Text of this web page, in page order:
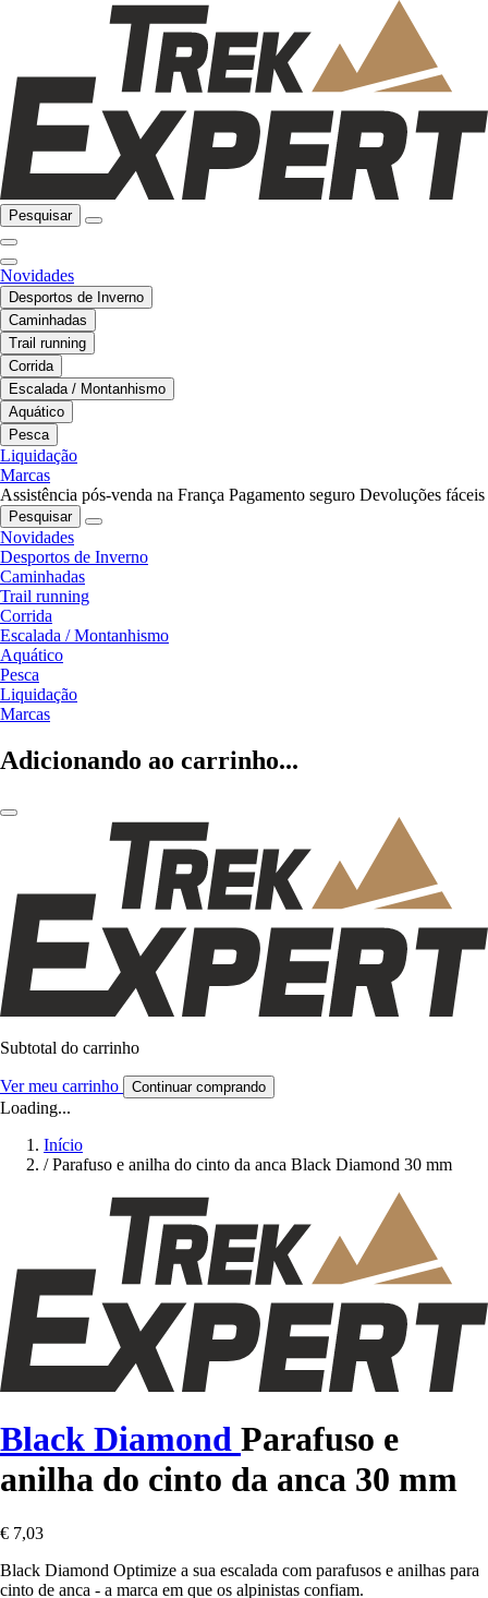
Pesquisar
Novidades
Desportos de Inverno
Caminhadas
Trail running
Corrida
Escalada / Montanhismo
Aquático
Pesca
Liquidação
Marcas
Assistência pós-venda na França Pagamento seguro Devoluções fáceis
Pesquisar
Novidades
Desportos de Inverno
Caminhadas
Trail running
Corrida
Escalada / Montanhismo
Aquático
Pesca
Liquidação
Marcas
Adicionando ao carrinho...
Subtotal do carrinho
Ver meu carrinho Continuar comprando
Loading...
Início
/ Parafuso e anilha do cinto da anca Black Diamond 30 mm
Black Diamond Parafuso e
anilha do cinto da anca 30 mm
€ 7,03
Black Diamond Optimize a sua escalada com parafusos e anilhas para
cinto de anca - a marca em que os alpinistas confiam.